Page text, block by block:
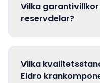
Vilka garantivillkor
reservdelar?
Vilka
Eldro